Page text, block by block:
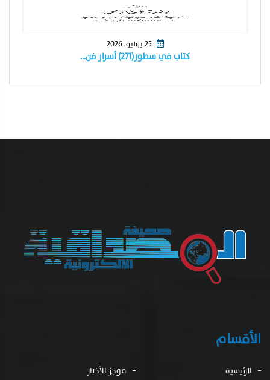
كتاب في سطور(٢٧١) أسرار فن…
الأقسام
الرئيسية موجز الأخبار